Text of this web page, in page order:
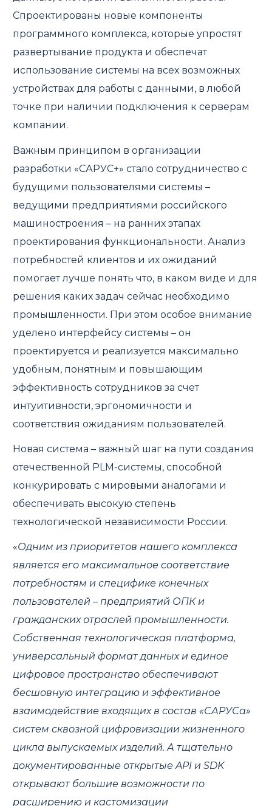
Спроектированы новые компоненты
программного комплекса, которые упростят
развертывание продукта и обеспечат
использование системы на всех возможных
устройствах для работы с данными, в любой
точке при наличии подключения к серверам
компании.
Важным принципом в организации
разработки «САРУС+» стало сотрудничество с
будущими пользователями системы –
ведущими предприятиями российского
машиностроения – на ранних этапах
проектирования функциональности. Анализ
потребностей клиентов и их ожиданий
помогает лучше понять что, в каком виде и для
решения каких задач сейчас необходимо
промышленности. При этом особое внимание
уделено интерфейсу системы – он
проектируется и реализуется максимально
удобным, понятным и повышающим
эффективность сотрудников за счет
интуитивности, эргономичности и
соответствия ожиданиям пользователей.
Новая система – важный шаг на пути создания
отечественной PLM-системы, способной
конкурировать с мировыми аналогами и
обеспечивать высокую степень
технологической независимости России.
«Одним из приоритетов нашего комплекса
является его максимальное соответствие
потребностям и специфике конечных
пользователей – предприятий ОПК и
гражданских отраслей промышленности.
Собственная технологическая платформа,
универсальный формат данных и единое
цифровое пространство обеспечивают
бесшовную интеграцию и эффективное
взаимодействие входящих в состав «САРУСа»
систем сквозной цифровизации жизненного
цикла выпускаемых изделий. А тщательно
документированные открытые API и SDK
открывают большие возможности по
расширению и кастомизации